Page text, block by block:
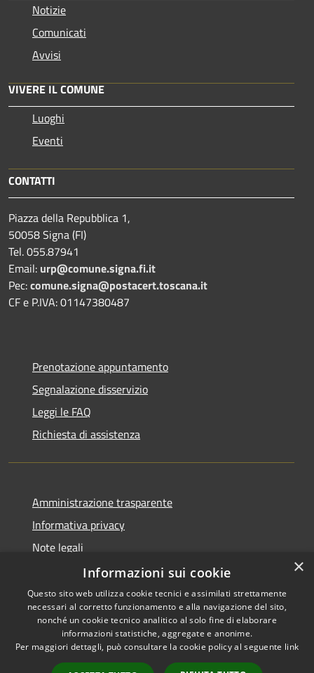
Notizie
Comunicati
Avvisi
VIVERE IL COMUNE
Luoghi
Eventi
CONTATTI
Piazza della Repubblica 1,
50058 Signa (FI)
Tel. 055.87941
Email: urp@comune.signa.fi.it
Pec:comune.signa@postacert.toscana.it
CF e P.IVA: 01147380487
Prenotazione appuntamento
Segnalazione disservizio
Leggi le FAQ
Richiesta di assistenza
Amministrazione trasparente
Informativa privacy
Note legali
Dichiarazione di accessibilità
RSS
Accessibilità
Copyright © 2026 • Comune di
Signa • Powered by
×
Informazioni sui cookie
Questo sito web utilizza cookie tecnici e assimilati strettamente
necessari al corretto funzionamento e alla navigazione del sito,
nonché un cookie tecnico analitico al solo fine di elaborare
informazioni statistiche, aggregate e anonime.
Per maggiori dettagli, può consultare la cookie policy al seguente link